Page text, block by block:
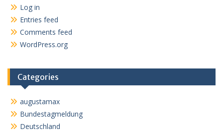
Log in
Entries feed
Comments feed
WordPress.org
Categories
augustamax
Bundestagmeldung
Deutschland